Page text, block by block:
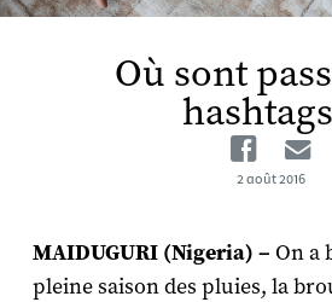
Où sont
2 août 2016
MAIDUGURI (Nigeria) – On a
pleine saison des pluies, la